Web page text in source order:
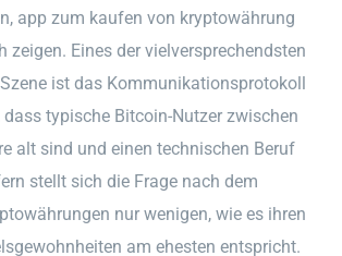
app zum kaufen von kryptowährung
zeigen. Eines der vielversprechendsten
ist das Kommunikationsprotokoll
dass typische Bitcoin-Nutzer zwischen
alt sind und einen technischen Beruf
stellt sich die Frage nach dem
nur wenigen, wie es ihren
am ehesten entspricht.